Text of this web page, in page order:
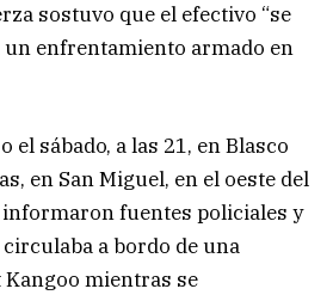
sostuvo que el efectivo “se
enfrentamiento armado en
el sábado, a las 21, en Blasco
en San Miguel, en el oeste del
fuentes policiales y
a bordo de una
mientras se